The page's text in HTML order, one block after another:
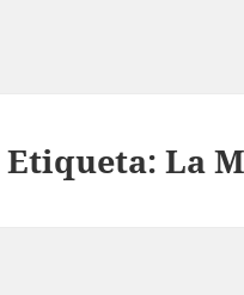
Etiqueta:La